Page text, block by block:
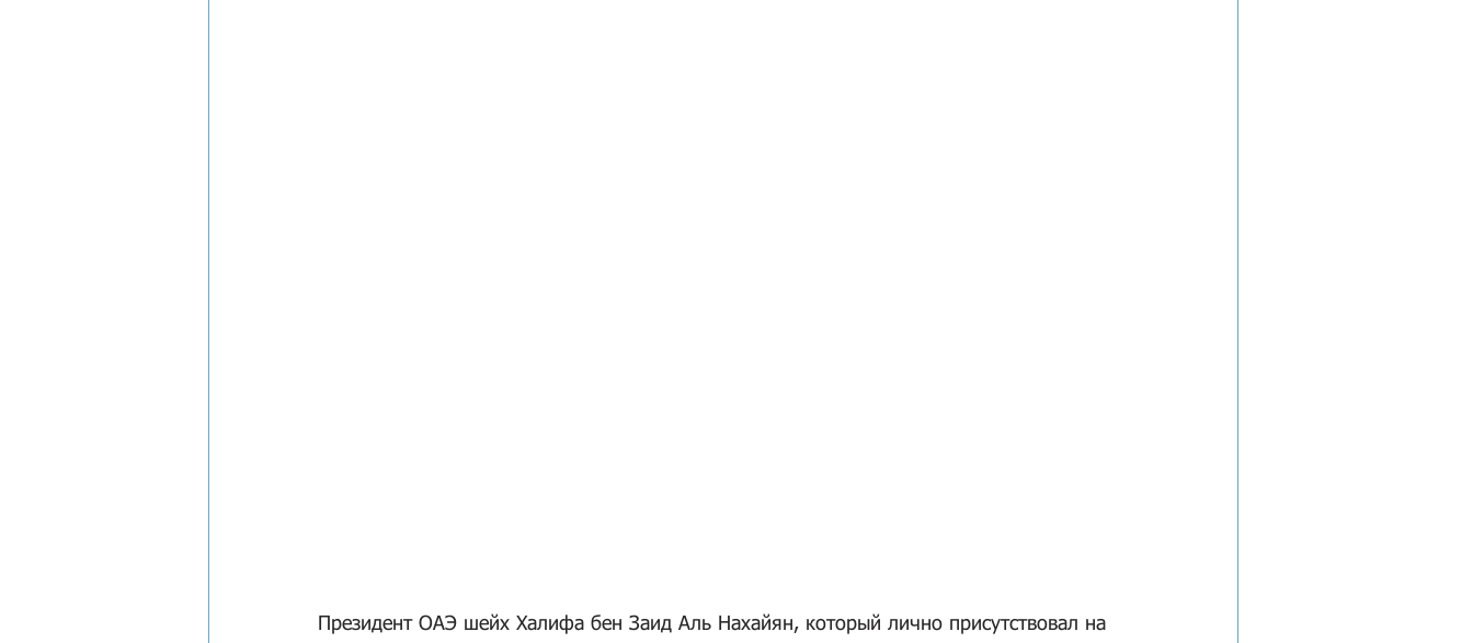
Президент ОАЭ шейх Халифа бен Заид Аль Нахайян, который лично присутствовал на